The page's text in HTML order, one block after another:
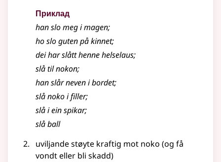
Приклад
han slo meg i magen;
ho slo guten på kinnet;
dei har slått henne helselaus;
slå til nokon;
han slår neven i bordet;
slå noko i filler;
slå i ein spikar;
slå ball
uviljande støyte kraftig mot noko (og få
vondt eller bli skadd)